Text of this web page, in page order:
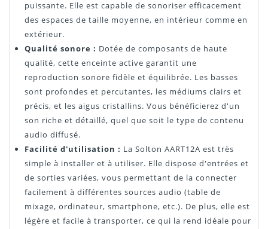
puissante. Elle est capable de sonoriser efficacement
des espaces de taille moyenne, en intérieur comme en
extérieur.
Qualité sonore : Dotée de composants de haute
qualité, cette enceinte active garantit une
reproduction sonore fidèle et équilibrée. Les basses
sont profondes et percutantes, les médiums clairs et
précis, et les aigus cristallins. Vous bénéficierez d'un
son riche et détaillé, quel que soit le type de contenu
audio diffusé.
Facilité d'utilisation : La Solton AART12A est très
simple à installer et à utiliser. Elle dispose d'entrées et
de sorties variées, vous permettant de la connecter
facilement à différentes sources audio (table de
mixage, ordinateur, smartphone, etc.). De plus, elle est
légère et facile à transporter, ce qui la rend idéale pour